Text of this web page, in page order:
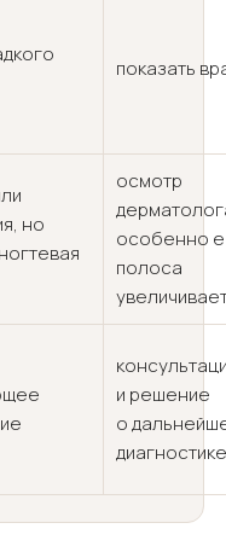
показать
но
осмотр
особенно
полоса
и решение
о
диагностике